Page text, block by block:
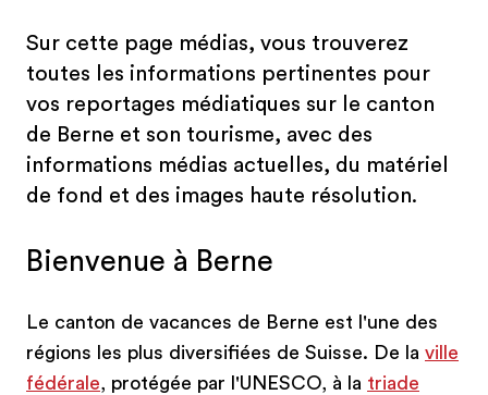
Sur cette page médias, vous trouverez
toutes les informations pertinentes pour
vos reportages médiatiques sur le canton
de Berne et son tourisme, avec des
informations médias actuelles, du matériel
de fond et des images haute résolution.
Bienvenue à Berne
Le canton de vacances de Berne est l'une des
régions les plus diversifiées de Suisse. De la ville
fédérale, protégée par l'UNESCO, à la triade